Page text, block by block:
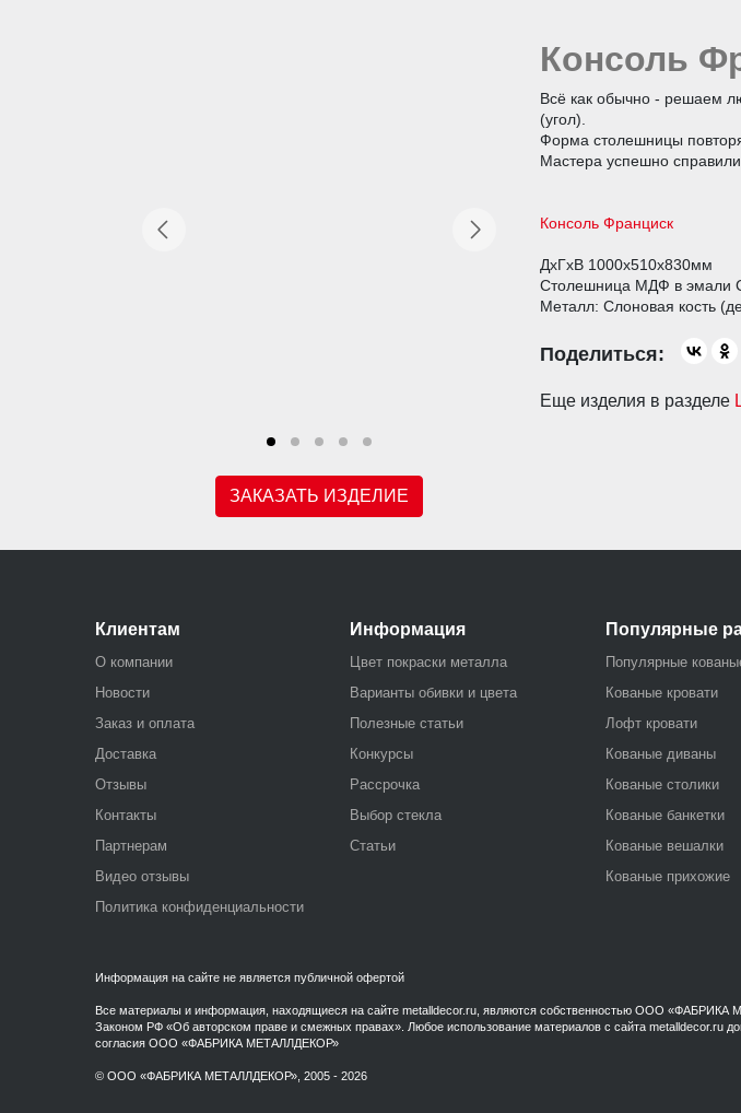
ЗАКАЗАТЬ ИЗДЕЛИЕ
Консоль
Всё как обычно - решаем
(угол).
Форма столешницы
Мастера успешно
Консоль Франциск
ДхГхВ 1000х510х830мм
Столешница МДФ в эмали
Металл: Слоновая кость
Еще изделия в разделе
Клиентам
О компании
Новости
Заказ и оплата
Доставка
Отзывы
Контакты
Партнерам
Видео отзывы
Политика конфиденциальности
Информация
Цвет покраски металла
Варианты обивки и цвета
Полезные статьи
Конкурсы
Рассрочка
Выбор стекла
Статьи
Популярные
Популярные
Кованые кровати
Лофт кровати
Кованые диваны
Кованые столики
Кованые банкетки
Кованые вешалки
Кованые прихожие
Информация на сайте не является публичной офертой
Все материалы и информация, находящиеся на сайте metalldecor.ru, являются собственностью ООО
Законом РФ «Об авторском праве и смежных правах». Любое использование материалов с сайта metalldecor.ru
согласия ООО «ФАБРИКА МЕТАЛЛДЕКОР»
© ООО «ФАБРИКА МЕТАЛЛДЕКОР», 2005 - 2026